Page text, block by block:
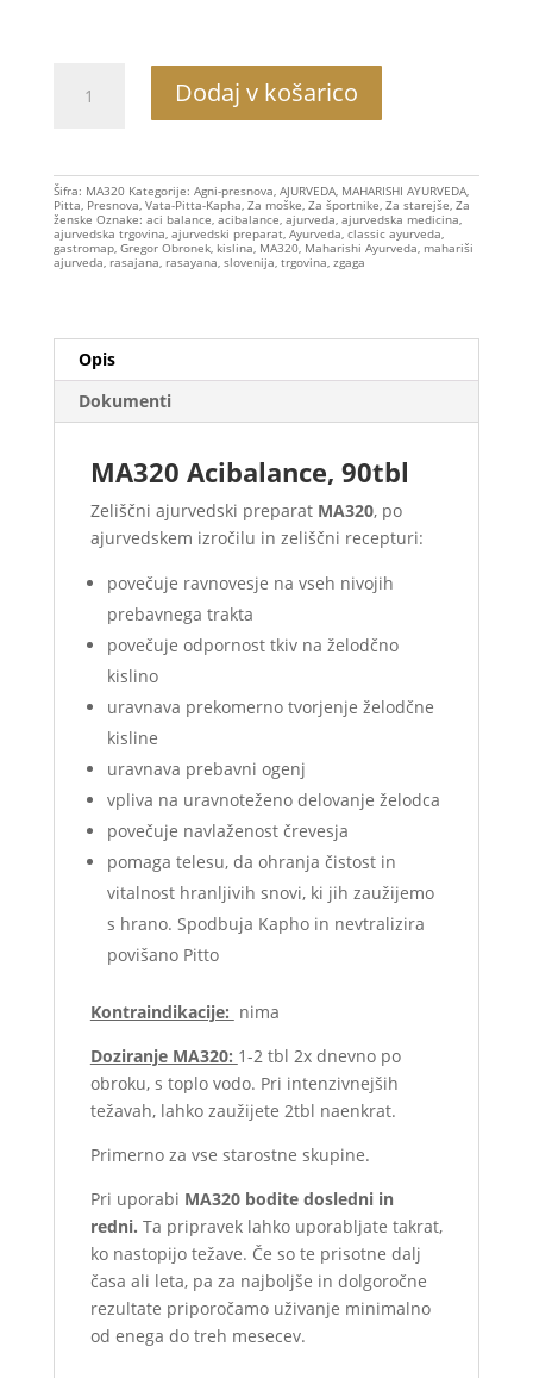
Acibalance
90g
količina
Dodaj v košarico
Šifra: MA320 Kategorije: Agni-presnova, AJURVEDA, MAHARISHI AYURVEDA,
Pitta, Presnova, Vata-Pitta-Kapha, Za moške, Za športnike, Za starejše, Za
ženske Oznake: aci balance, acibalance, ajurveda, ajurvedska medicina,
ajurvedska trgovina, ajurvedski preparat, Ayurveda, classic ayurveda,
gastromap, Gregor Obronek, kislina, MA320, Maharishi Ayurveda, mahariši
ajurveda, rasajana, rasayana, slovenija, trgovina, zgaga
Opis
Dokumenti
MA320 Acibalance, 90tbl
Zeliščni ajurvedski preparat MA320, po
ajurvedskem izročilu in zeliščni recepturi:
povečuje ravnovesje na vseh nivojih
prebavnega trakta
povečuje odpornost tkiv na želodčno
kislino
uravnava prekomerno tvorjenje želodčne
kisline
uravnava prebavni ogenj
vpliva na uravnoteženo delovanje želodca
povečuje navlaženost črevesja
pomaga telesu, da ohranja čistost in
vitalnost hranljivih snovi, ki jih zaužijemo
s hrano. Spodbuja Kapho in nevtralizira
povišano Pitto
Kontraindikacije: nima
Doziranje MA320: 1-2 tbl 2x dnevno po
obroku, s toplo vodo. Pri intenzivnejših
težavah, lahko zaužijete 2tbl naenkrat.
Primerno za vse starostne skupine.
Pri uporabi MA320 bodite dosledni in
redni. Ta pripravek lahko uporabljate takrat,
ko nastopijo težave. Če so te prisotne dalj
časa ali leta, pa za najboljše in dolgoročne
rezultate priporočamo uživanje minimalno
od enega do treh mesecev.